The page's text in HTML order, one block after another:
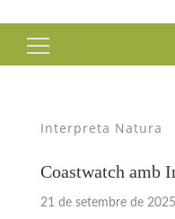
Cerca:
Interpreta Natura
Coastwatch amb
21 de setembre de 2025